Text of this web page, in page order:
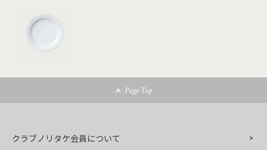
Page Top
クラブノリタケ会員について